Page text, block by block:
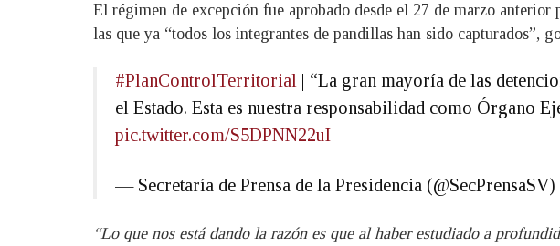
El régimen de excepción fue aprobado desde el 27 de marzo
las que ya “todos los integrantes de pandillas han sido capturados”,
#PlanControlTerritorial | “La gran mayoría de las
el Estado. Esta es nuestra responsabilidad como Órgano
pic.twitter.com/S5DPNN22uI
— Secretaría de Prensa de la Presidencia (@SecPrensaSV)
“Lo que nos está dando la razón es que al haber estudiado a